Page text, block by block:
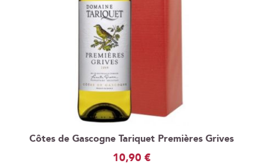
Côtes de Gascogne Tariquet Premières Grives
10,90 €